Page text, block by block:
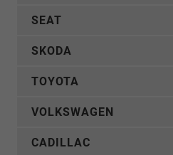
SEAT
SKODA
TOYOTA
VOLKSWAGEN
CADILLAC